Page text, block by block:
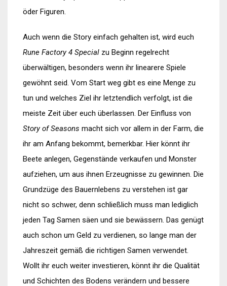
öder Figuren.
Auch wenn die Story einfach gehalten ist, wird euch
Rune Factory 4 Special zu Beginn regelrecht
überwältigen, besonders wenn ihr linearere Spiele
gewöhnt seid. Vom Start weg gibt es eine Menge zu
tun und welches Ziel ihr letztendlich verfolgt, ist die
meiste Zeit über euch überlassen. Der Einfluss von
Story of Seasons macht sich vor allem in der Farm, die
ihr am Anfang bekommt, bemerkbar. Hier könnt ihr
Beete anlegen, Gegenstände verkaufen und Monster
aufziehen, um aus ihnen Erzeugnisse zu gewinnen. Die
Grundzüge des Bauernlebens zu verstehen ist gar
nicht so schwer, denn schließlich muss man lediglich
jeden Tag Samen säen und sie bewässern. Das genügt
auch schon um Geld zu verdienen, so lange man der
Jahreszeit gemäß die richtigen Samen verwendet.
Wollt ihr euch weiter investieren, könnt ihr die Qualität
und Schichten des Bodens verändern und bessere